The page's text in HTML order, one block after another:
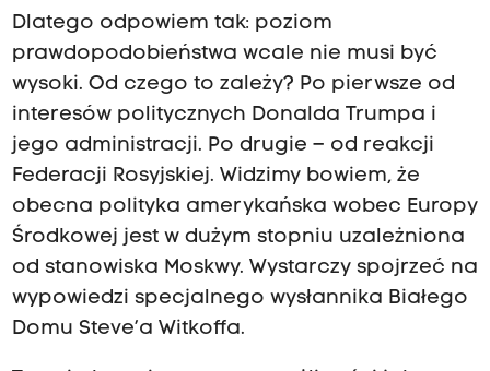
Dlatego odpowiem tak: poziom
prawdopodobieństwa wcale nie musi być
wysoki. Od czego to zależy? Po pierwsze od
interesów politycznych Donalda Trumpa i
jego administracji. Po drugie – od reakcji
Federacji Rosyjskiej. Widzimy bowiem, że
obecna polityka amerykańska wobec Europy
Środkowej jest w dużym stopniu uzależniona
od stanowiska Moskwy. Wystarczy spojrzeć na
wypowiedzi specjalnego wysłannika Białego
Domu Steve’a Witkoffa.